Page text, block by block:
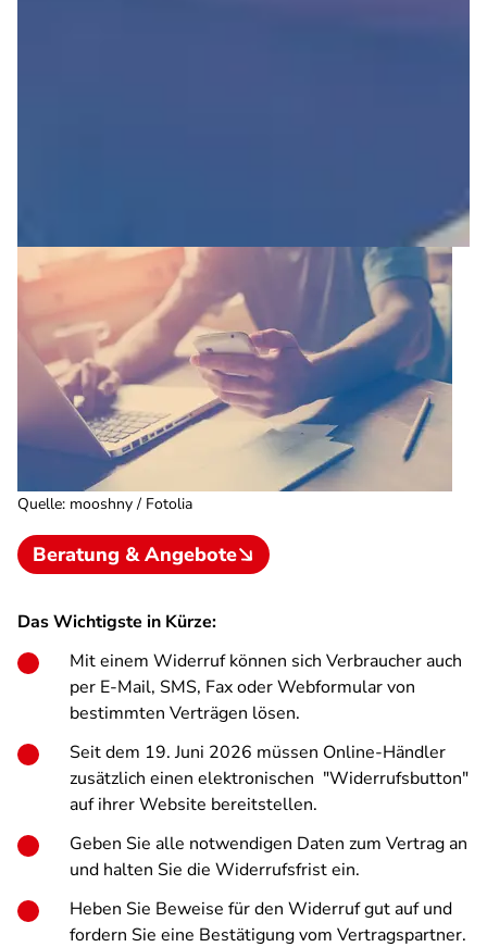
Quelle: mooshny / Fotolia
Beratung & Angebote
Das Wichtigste in Kürze:
Mit einem Widerruf können sich Verbraucher auch
per E-Mail, SMS, Fax oder Webformular von
bestimmten Verträgen lösen.
Seit dem 19. Juni 2026 müssen Online-Händler
zusätzlich einen elektronischen "Widerrufsbutton"
auf ihrer Website bereitstellen.
Geben Sie alle notwendigen Daten zum Vertrag an
und halten Sie die Widerrufsfrist ein.
Heben Sie Beweise für den Widerruf gut auf und
fordern Sie eine Bestätigung vom Vertragspartner.